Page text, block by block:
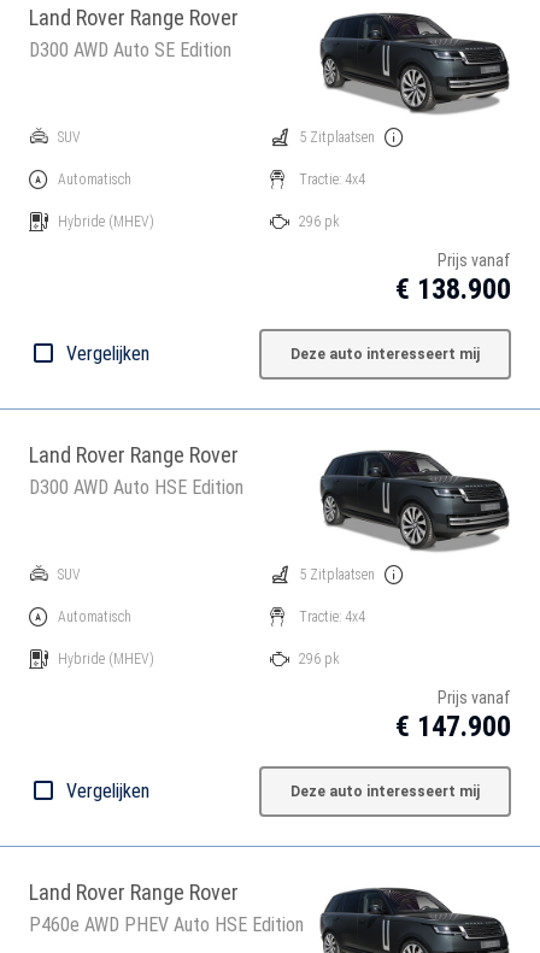
Land Rover Range Rover
D300 AWD Auto SE Edition
SUV
Automatisch
Hybride (MHEV)
5 Zitplaatsen
Tractie: 4x4
296 pk
Prijs vanaf
€ 138.900
Vergelijken Deze auto interesseert mij
Land Rover Range Rover
D300 AWD Auto HSE Edition
SUV
Automatisch
Hybride (MHEV)
5 Zitplaatsen
Tractie: 4x4
296 pk
Prijs vanaf
€ 147.900
Vergelijken Deze auto interesseert mij
Land Rover Range Rover
P460e AWD PHEV Auto HSE Edition